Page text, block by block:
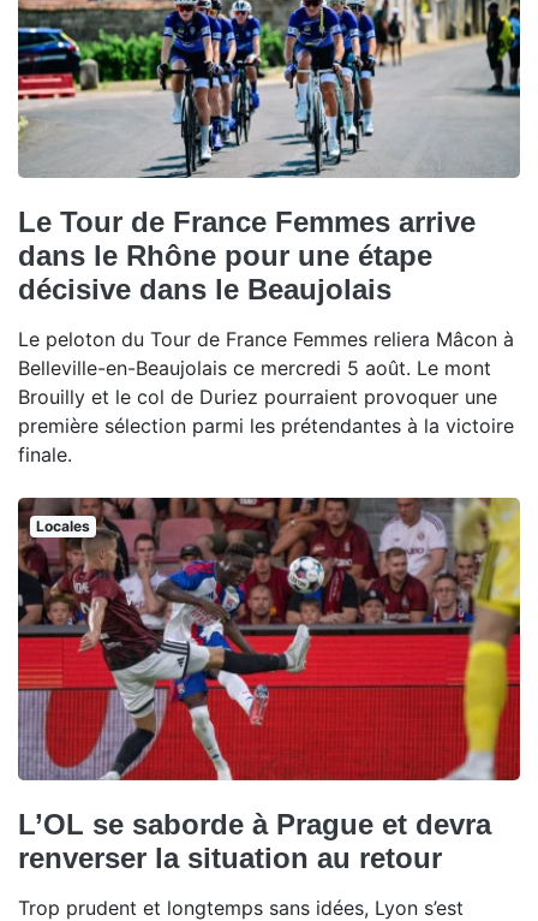
Le Tour de France Femmes arrive
dans le Rhône pour une étape
décisive dans le Beaujolais
Le peloton du Tour de France Femmes reliera Mâcon à
Belleville-en-Beaujolais ce mercredi 5 août. Le mont
Brouilly et le col de Duriez pourraient provoquer une
première sélection parmi les prétendantes à la victoire
finale.
Locales
L’OL se saborde à Prague et devra
renverser la situation au retour
Trop prudent et longtemps sans idées, Lyon s’est